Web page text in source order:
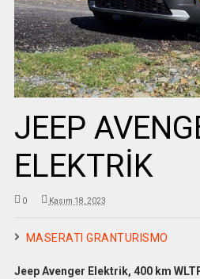
JEEP
ELEKTRİK
0 Kasım 18, 2023
MASERATI GRANTURISMO
Jeep Avenger Elektrik, 400 km